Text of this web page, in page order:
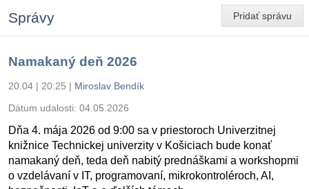
Pridať správu
Správy
Namakaný deň 2026
20.04 | 20:25 | Miroslav Bendík
Dátum udalosti: 04.05.2026
Dňa 4. mája 2026 od 9:00 sa v priestoroch Univerzitnej
knižnice Technickej univerzity v Košiciach bude konať
namakaný deň, teda deň nabitý prednáškami a workshopmi
o vzdelávaní v IT, programovaní, mikrokontroléroch, AI,